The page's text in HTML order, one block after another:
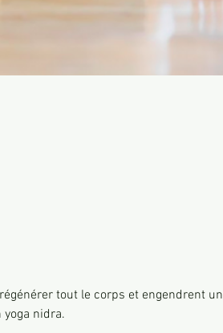
tout le corps et engendrent un
nidra.